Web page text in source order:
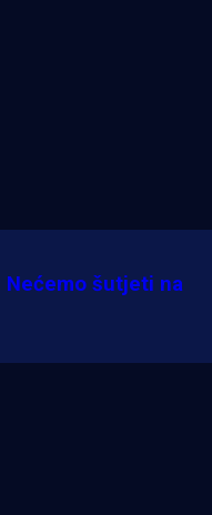
Nećemo šutjeti na